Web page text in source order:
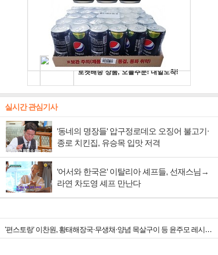
실시간 관심기사
'동네의 명장들' 압구정로데오 오징어 불고기·
종로 치킨집, 유승목 입맛 저격
'어서와 한국은' 이탈리아 셰프들, 선재스님→
라연 차도영 셰프 만난다
'편스토랑' 이찬원, 황태해장국·무생채·양념 목살구이 등 윤주모 레시피 섭렵